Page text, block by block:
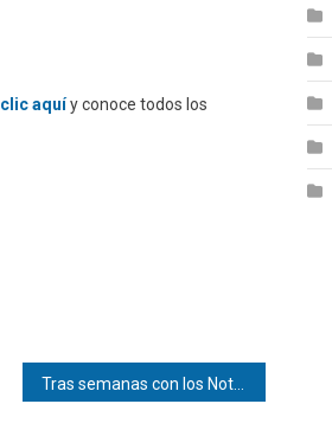
clic aquíy conoce todos los